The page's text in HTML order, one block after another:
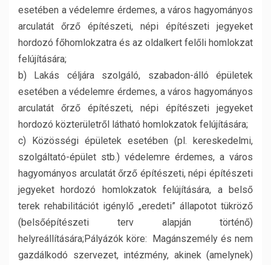
esetében a védelemre érdemes, a város hagyományos
arculatát őrző építészeti, népi építészeti jegyeket
hordozó főhomlokzatra és az oldalkert felőli homlokzat
felújítására;
b) Lakás céljára szolgáló, szabadon-álló épületek
esetében a védelemre érdemes, a város hagyományos
arculatát őrző építészeti, népi építészeti jegyeket
hordozó közterületről látható homlokzatok felújítására;
c) Közösségi épületek esetében (pl. kereskedelmi,
szolgáltató-épület stb.) védelemre érdemes, a város
hagyományos arculatát őrző építészeti, népi építészeti
jegyeket hordozó homlokzatok felújítására, a belső
terek rehabilitációt igénylő „eredeti” állapotot tükröző
(belsőépítészeti terv alapján történő)
helyreállítására;Pályázók köre: Magánszemély és nem
gazdálkodó szervezet, intézmény, akinek (amelynek)